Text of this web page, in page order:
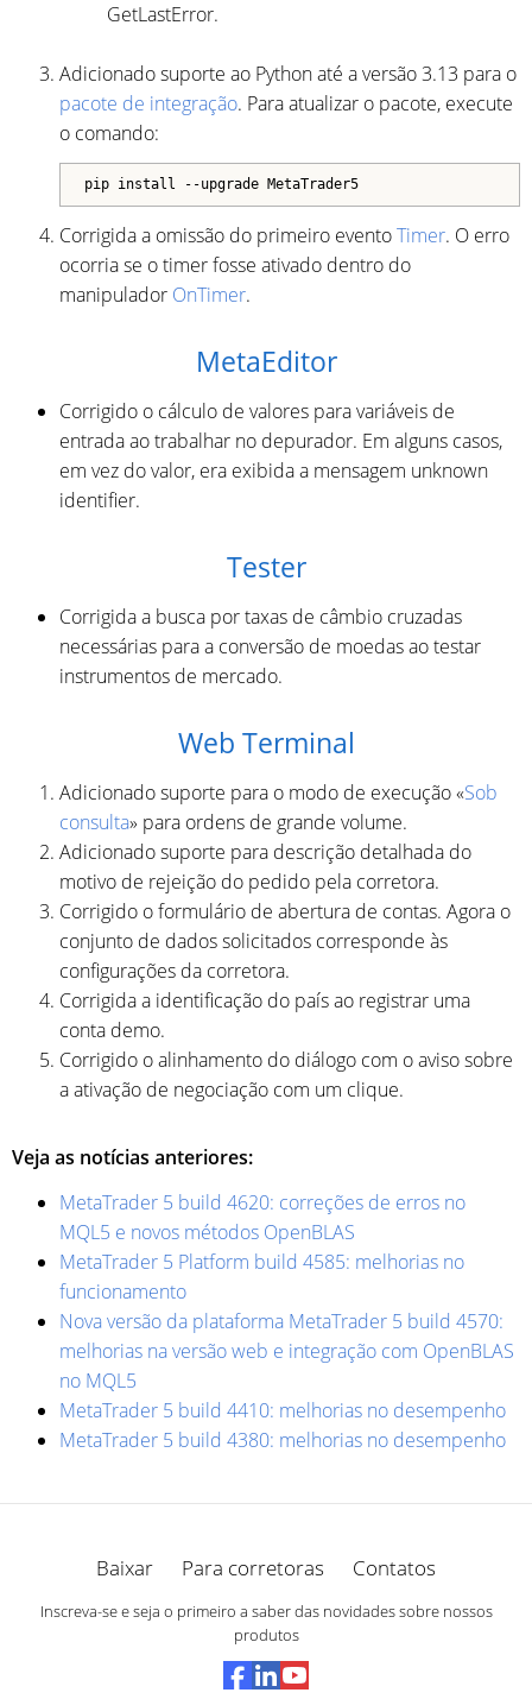
GetLastError.
Adicionado suporte ao Python até a versão 3.13 para o
pacote de integração. Para atualizar o pacote, execute
o comando:
pip install --upgrade MetaTrader5
Corrigida a omissão do primeiro eventoTimer. O erro
ocorria se o timer fosse ativado dentro do
manipulador OnTimer.
MetaEditor
Corrigido o cálculo de valores para variáveis de
entrada ao trabalhar no depurador. Em alguns casos,
em vez do valor, era exibida a mensagem unknown
identifier.
Tester
Corrigida a busca por taxas de câmbio cruzadas
necessárias para a conversão de moedas ao testar
instrumentos de mercado.
Web Terminal
Adicionado suporte para o modo de execução «Sob
consulta» para ordens de grande volume.
Adicionado suporte para descrição detalhada do
motivo de rejeição do pedido pela corretora.
Corrigido o formulário de abertura de contas. Agora o
conjunto de dados solicitados corresponde às
configurações da corretora.
Corrigida a identificação do país ao registrar uma
conta demo.
Corrigido o alinhamento do diálogo com o aviso sobre
a ativação de negociação com um clique.
Veja as notícias anteriores:
MetaTrader 5 build 4620: correções de erros no
MQL5 e novos métodos OpenBLAS
MetaTrader 5 Platform build 4585: melhorias no
funcionamento
Nova versão da plataforma MetaTrader 5 build 4570:
melhorias na versão web e integração com OpenBLAS
no MQL5
MetaTrader 5 build 4410: melhorias no desempenho
MetaTrader 5 build 4380: melhorias no desempenho
Baixar Para corretoras Contatos
Inscreva-se e seja o primeiro a saber das novidades sobre nossos
produtos